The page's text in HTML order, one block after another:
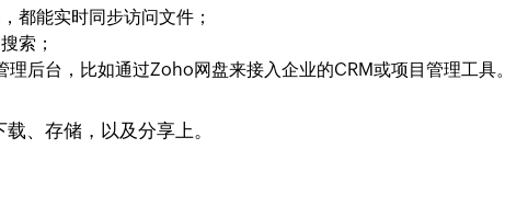
都能实时同步访问文件；
索；
后台，比如通过Zoho网盘来接入企业的CRM或项目管理工具。
、存储，以及分享上。